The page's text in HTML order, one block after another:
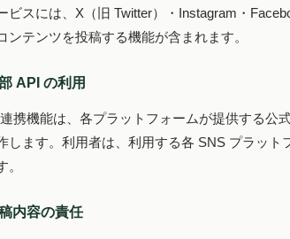
ビスには、X（旧 Twitter）・Instagram・
ンテンツを投稿する機能が含まれます。
API の利用
携機能は、各プラットフォームが提供する公
します。利用者は、利用する各 SNS プラッ
。
内容の責任